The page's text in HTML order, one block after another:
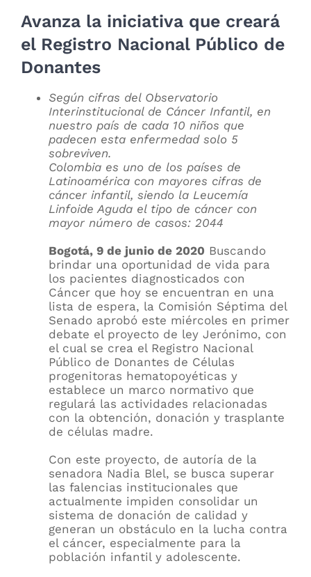
Avanza la iniciativa que creará
el Registro Nacional Público de
Donantes
Según cifras del Observatorio
Interinstitucional de Cáncer Infantil, en
nuestro país de cada 10 niños que
padecen esta enfermedad solo 5
sobreviven.
Colombia es uno de los países de
Latinoamérica con mayores cifras de
cáncer infantil, siendo la Leucemía
Linfoide Aguda el tipo de cáncer con
mayor número de casos: 2044
Bogotá, 9 de junio de 2020 Buscando
brindar una oportunidad de vida para
los pacientes diagnosticados con
Cáncer que hoy se encuentran en una
lista de espera, la Comisión Séptima del
Senado aprobó este miércoles en primer
debate el proyecto de ley Jerónimo, con
el cual se crea el Registro Nacional
Público de Donantes de Células
progenitoras hematopoyéticas y
establece un marco normativo que
regulará las actividades relacionadas
con la obtención, donación y trasplante
de células madre.
Con este proyecto, de autoría de la
senadora Nadia Blel, se busca superar
las falencias institucionales que
actualmente impiden consolidar un
sistema de donación de calidad y
generan un obstáculo en la lucha contra
el cáncer, especialmente para la
población infantil y adolescente.